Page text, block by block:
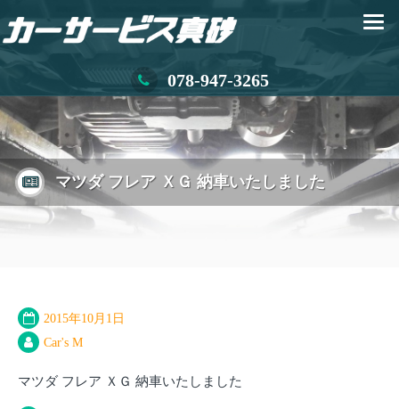
078-947-3265
マツダ フレア ＸＧ 納車いたしました
2015年10月1日
Car's M
マツダ フレア ＸＧ 納車いたしました